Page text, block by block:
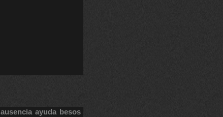
ausencia ayuda besos